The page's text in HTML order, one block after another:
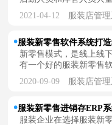
2021-04-12 服装店管
服装新零售软件系统打
新零售模式，是线上线
有一个好的服装新零售
2020-09-09 服装店管
服装新零售进销存ERP
服装企业在选择服装新